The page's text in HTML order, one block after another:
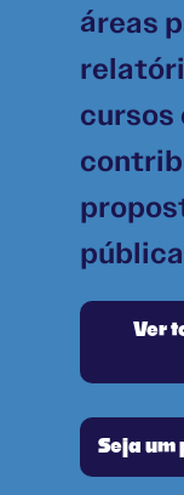
áreas
cursos
Ver
Seja um